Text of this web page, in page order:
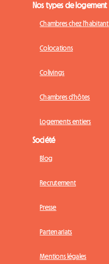
Nos types de logement
Chambres chez l'habitant
Colocations
Colivings
Chambres d'hôtes
Logements entiers
Société
Blog
Recrutement
Presse
Partenariats
Mentions légales